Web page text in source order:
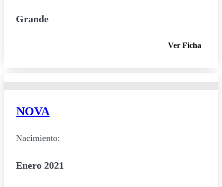
Grande
Ver Ficha
NOVA
Nacimiento:
Enero 2021